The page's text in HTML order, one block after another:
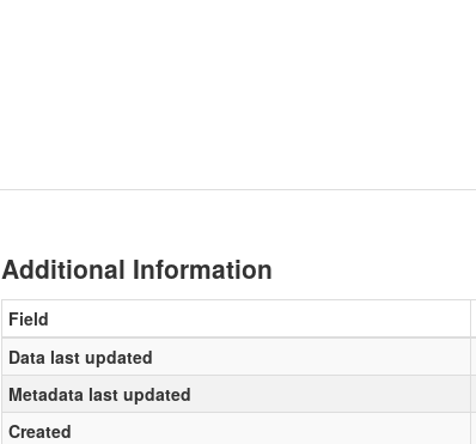
Additional Information
Field
Data last updated
Metadata last updated
Created